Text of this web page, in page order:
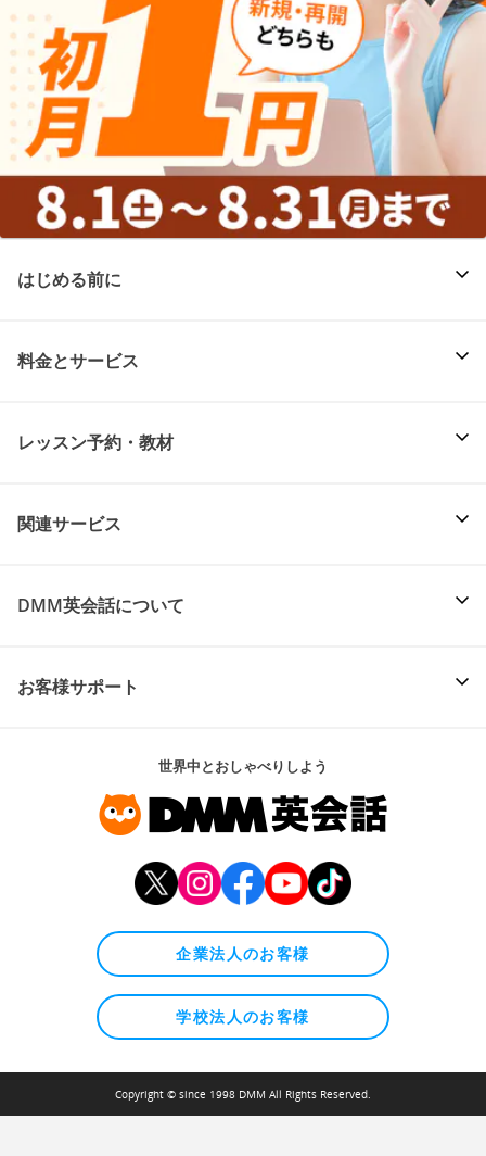
はじめる前に
料金とサービス
レッスン予約・教材
関連サービス
DMM英会話について
お客様サポート
世界中とおしゃべりしよう
企業法人のお客様
学校法人のお客様
Copyright © since 1998 DMM All Rights Reserved.